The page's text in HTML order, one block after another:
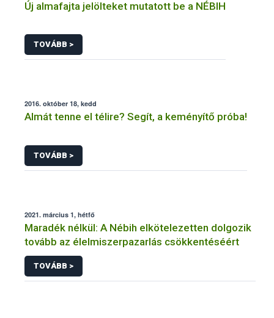
Új almafajta jelölteket mutatott be a NÉBIH
TOVÁBB >
2016. október 18, kedd
Almát tenne el télire? Segít, a keményítő próba!
TOVÁBB >
2021. március 1, hétfő
Maradék nélkül: A Nébih elkötelezetten dolgozik
tovább az élelmiszerpazarlás csökkentéséért
TOVÁBB >